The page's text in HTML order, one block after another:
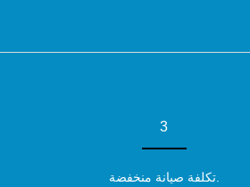
3
تكلفة صيانة منخفضة.